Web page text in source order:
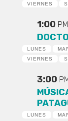
VIERNES
1:00 PM
LUNES
VIERNES
3:00
LUNES